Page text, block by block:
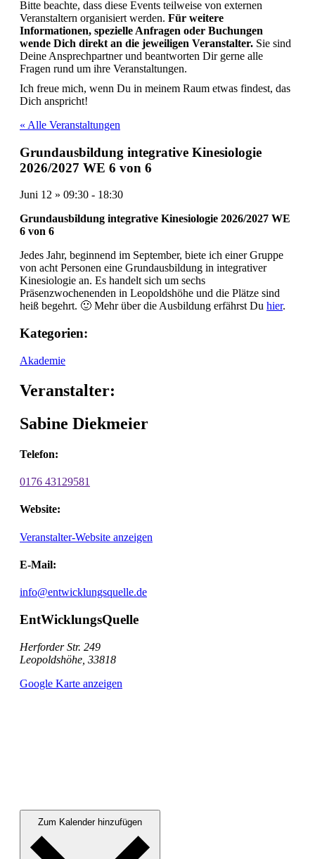
Bitte beachte, dass diese Events teilweise von externen
Veranstaltern organisiert werden. Für weitere
Informationen, spezielle Anfragen oder Buchungen
wende Dich direkt an die jeweiligen Veranstalter. Sie sind
Deine Ansprechpartner und beantworten Dir gerne alle
Fragen rund um ihre Veranstaltungen.
Ich freue mich, wenn Du in meinem Raum etwas findest, das
Dich anspricht!
« Alle Veranstaltungen
Grundausbildung integrative Kinesiologie
2026/2027 WE 6 von 6
Juni 12 » 09:30 - 18:30
Grundausbildung integrative Kinesiologie 2026/2027 WE
6 von 6
Jedes Jahr, beginnend im September, biete ich einer Gruppe
von acht Personen eine Grundausbildung in integrativer
Kinesiologie an. Es handelt sich um sechs
Präsenzwochenenden in Leopoldshöhe und die Plätze sind
heiß begehrt. 🙂 Mehr über die Ausbildung erfährst Du hier.
Kategorien:
Akademie
Veranstalter:
Sabine Diekmeier
Telefon:
0176 43129581
Website:
Veranstalter-Website anzeigen
E-Mail:
info@entwicklungsquelle.de
EntWicklungsQuelle
Herforder Str. 249
Leopoldshöhe 33818
Google Karte anzeigen